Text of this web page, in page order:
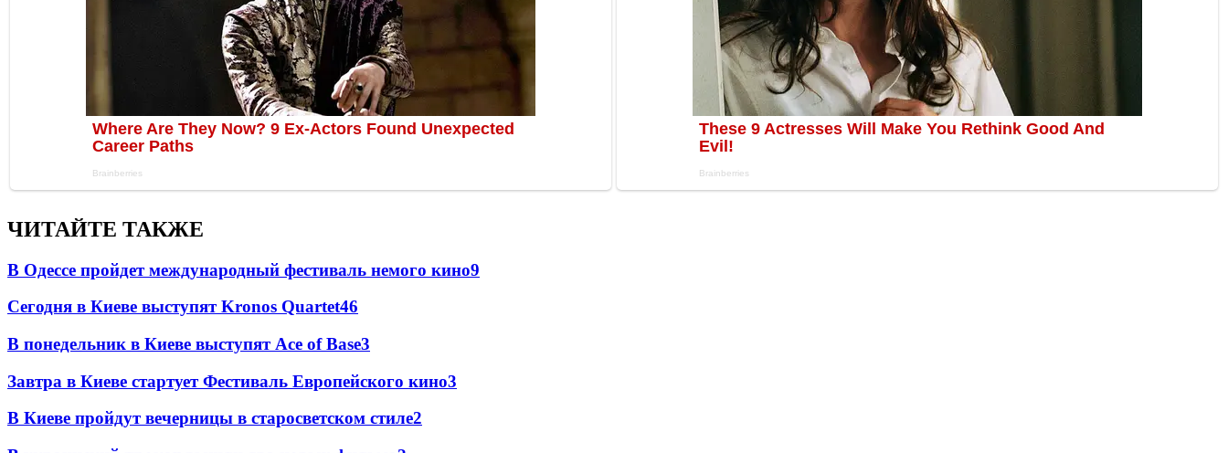
ЧИТАЙТЕ ТАКЖЕ
В Одессе пройдет международный фестиваль немого кино9
Сегодня в Киеве выступят Kronos Quartet46
В понедельник в Киеве выступят Ace of Base3
Завтра в Киеве стартует Фестиваль Европейского кино3
В Киеве пройдут вечерницы в старосветском стиле2